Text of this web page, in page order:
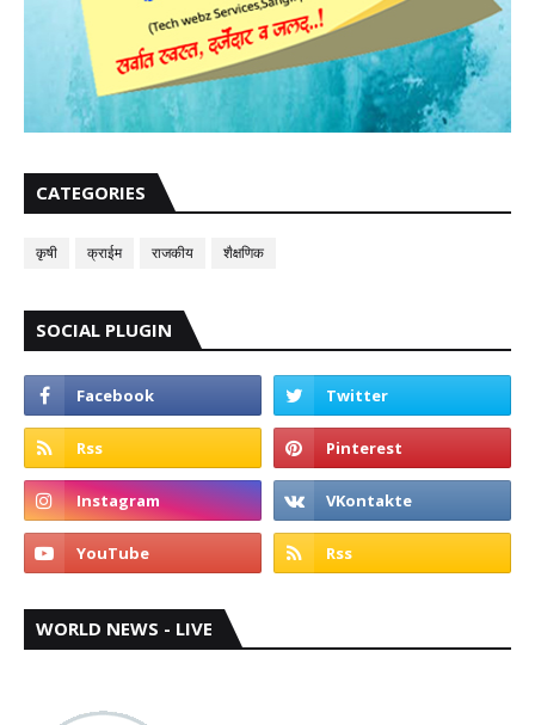
CATEGORIES
कृषी क्राईम राजकीय शैक्षणिक
SOCIAL PLUGIN
WORLD NEWS - LIVE